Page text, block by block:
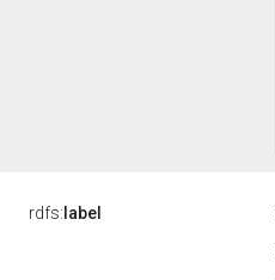
rdfs: label